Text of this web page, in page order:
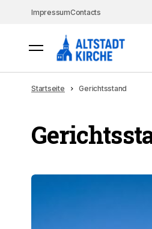
ImpressumContacts
Startseite Gerichtsstand